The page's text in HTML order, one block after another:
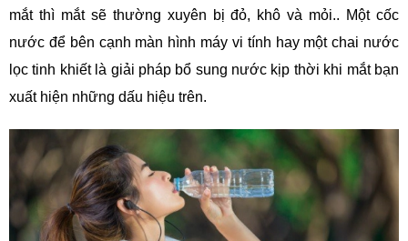
mắt thì mắt sẽ thường xuyên bị đỏ, khô và mỏi.. Một cốc
nước để bên cạnh màn hình máy vi tính hay một chai nước
lọc tinh khiết là giải pháp bổ sung nước kịp thời khi mắt bạn
xuất hiện những dấu hiệu trên.